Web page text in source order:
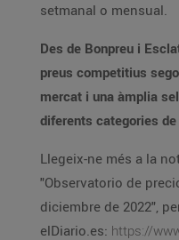
setmanal o mensual.
Des de Bonpreu i
preus competitius
mercat i una àmplia
diferents categories
Llegeix-ne més a la
"Observatorio de
diciembre de 2022",
elDiario.es: https://